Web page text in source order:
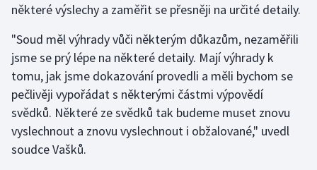
Ragby
Rychlobruslení
Rychlostní kanoistika
Short track
některé výslechy a zaměřit se přesněji na určité detaily.
"Soud měl výhrady vůči některým důkazům, nezaměřili
jsme se prý lépe na některé detaily. Mají výhrady k
tomu, jak jsme dokazování provedli a měli bychom se
pečlivěji vypořádat s některými částmi výpovědí
svědků. Některé ze svědků tak budeme muset znovu
vyslechnout a znovu vyslechnout i obžalované," uvedl
soudce Vašků.